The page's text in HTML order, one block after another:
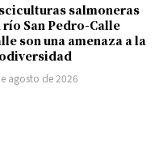
salmoneras
río San Pedro-Calle
son una amenaza a la
agosto de 2026